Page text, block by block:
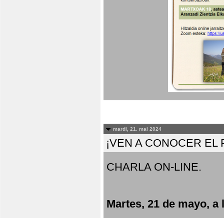
mardi, 21. mai 2024
¡VEN A CONOCER
CHARLA ON-LINE.
Martes, 21 de mayo, a